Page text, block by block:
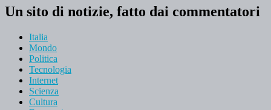
Un sito di notizie, fatto dai commentatori
Italia
Mondo
Politica
Tecnologia
Internet
Scienza
Cultura